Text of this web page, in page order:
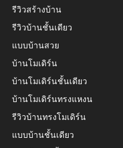
รีวิวสร้างบ้าน
รีวิวบ้านชั้นเดียว
แบบบ้านสวย
บ้านโมเดิร์น
บ้านโมเดิร์นชั้นเดียว
บ้านโมเดิร์นทรงแหงน
รีวิวบ้านทรงโมเดิร์น
แบบบ้านชั้นเดียว